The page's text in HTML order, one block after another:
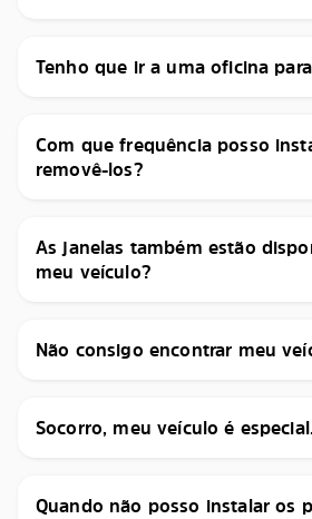
Tenho que ir a uma oficina
Com que frequência posso
removê-los?
As janelas também estão
meu veículo?
Não consigo encontrar meu
Socorro, meu veículo é especial.
Quando não posso instalar os